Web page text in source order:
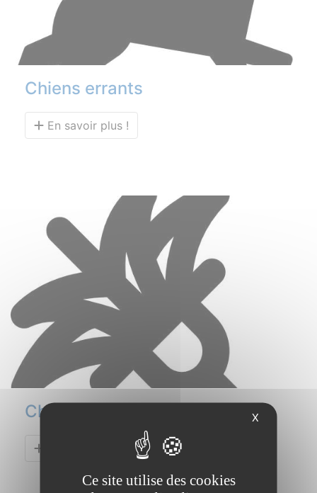
Chiens errants
En savoir plus !
Chardons X
Ce site utilise des cookies